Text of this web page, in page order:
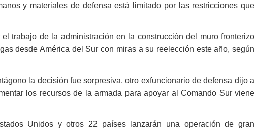
y materiales de defensa está limitado por las restricciones que
trabajo de la administración en la construcción del muro fronterizo
desde América del Sur con miras a su reelección este año, según
la decisión fue sorpresiva, otro exfuncionario de defensa dijo a
los recursos de la armada para apoyar al Comando Sur viene
Unidos y otros 22 países lanzarán una operación de gran